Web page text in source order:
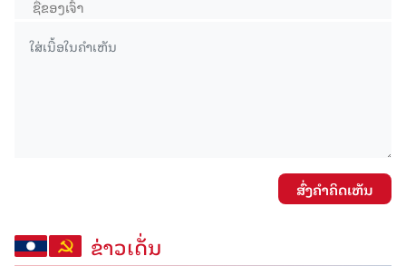
ສົ່ງຄໍາຄິດເຫັນ
ຂ່າວເດັ່ນ